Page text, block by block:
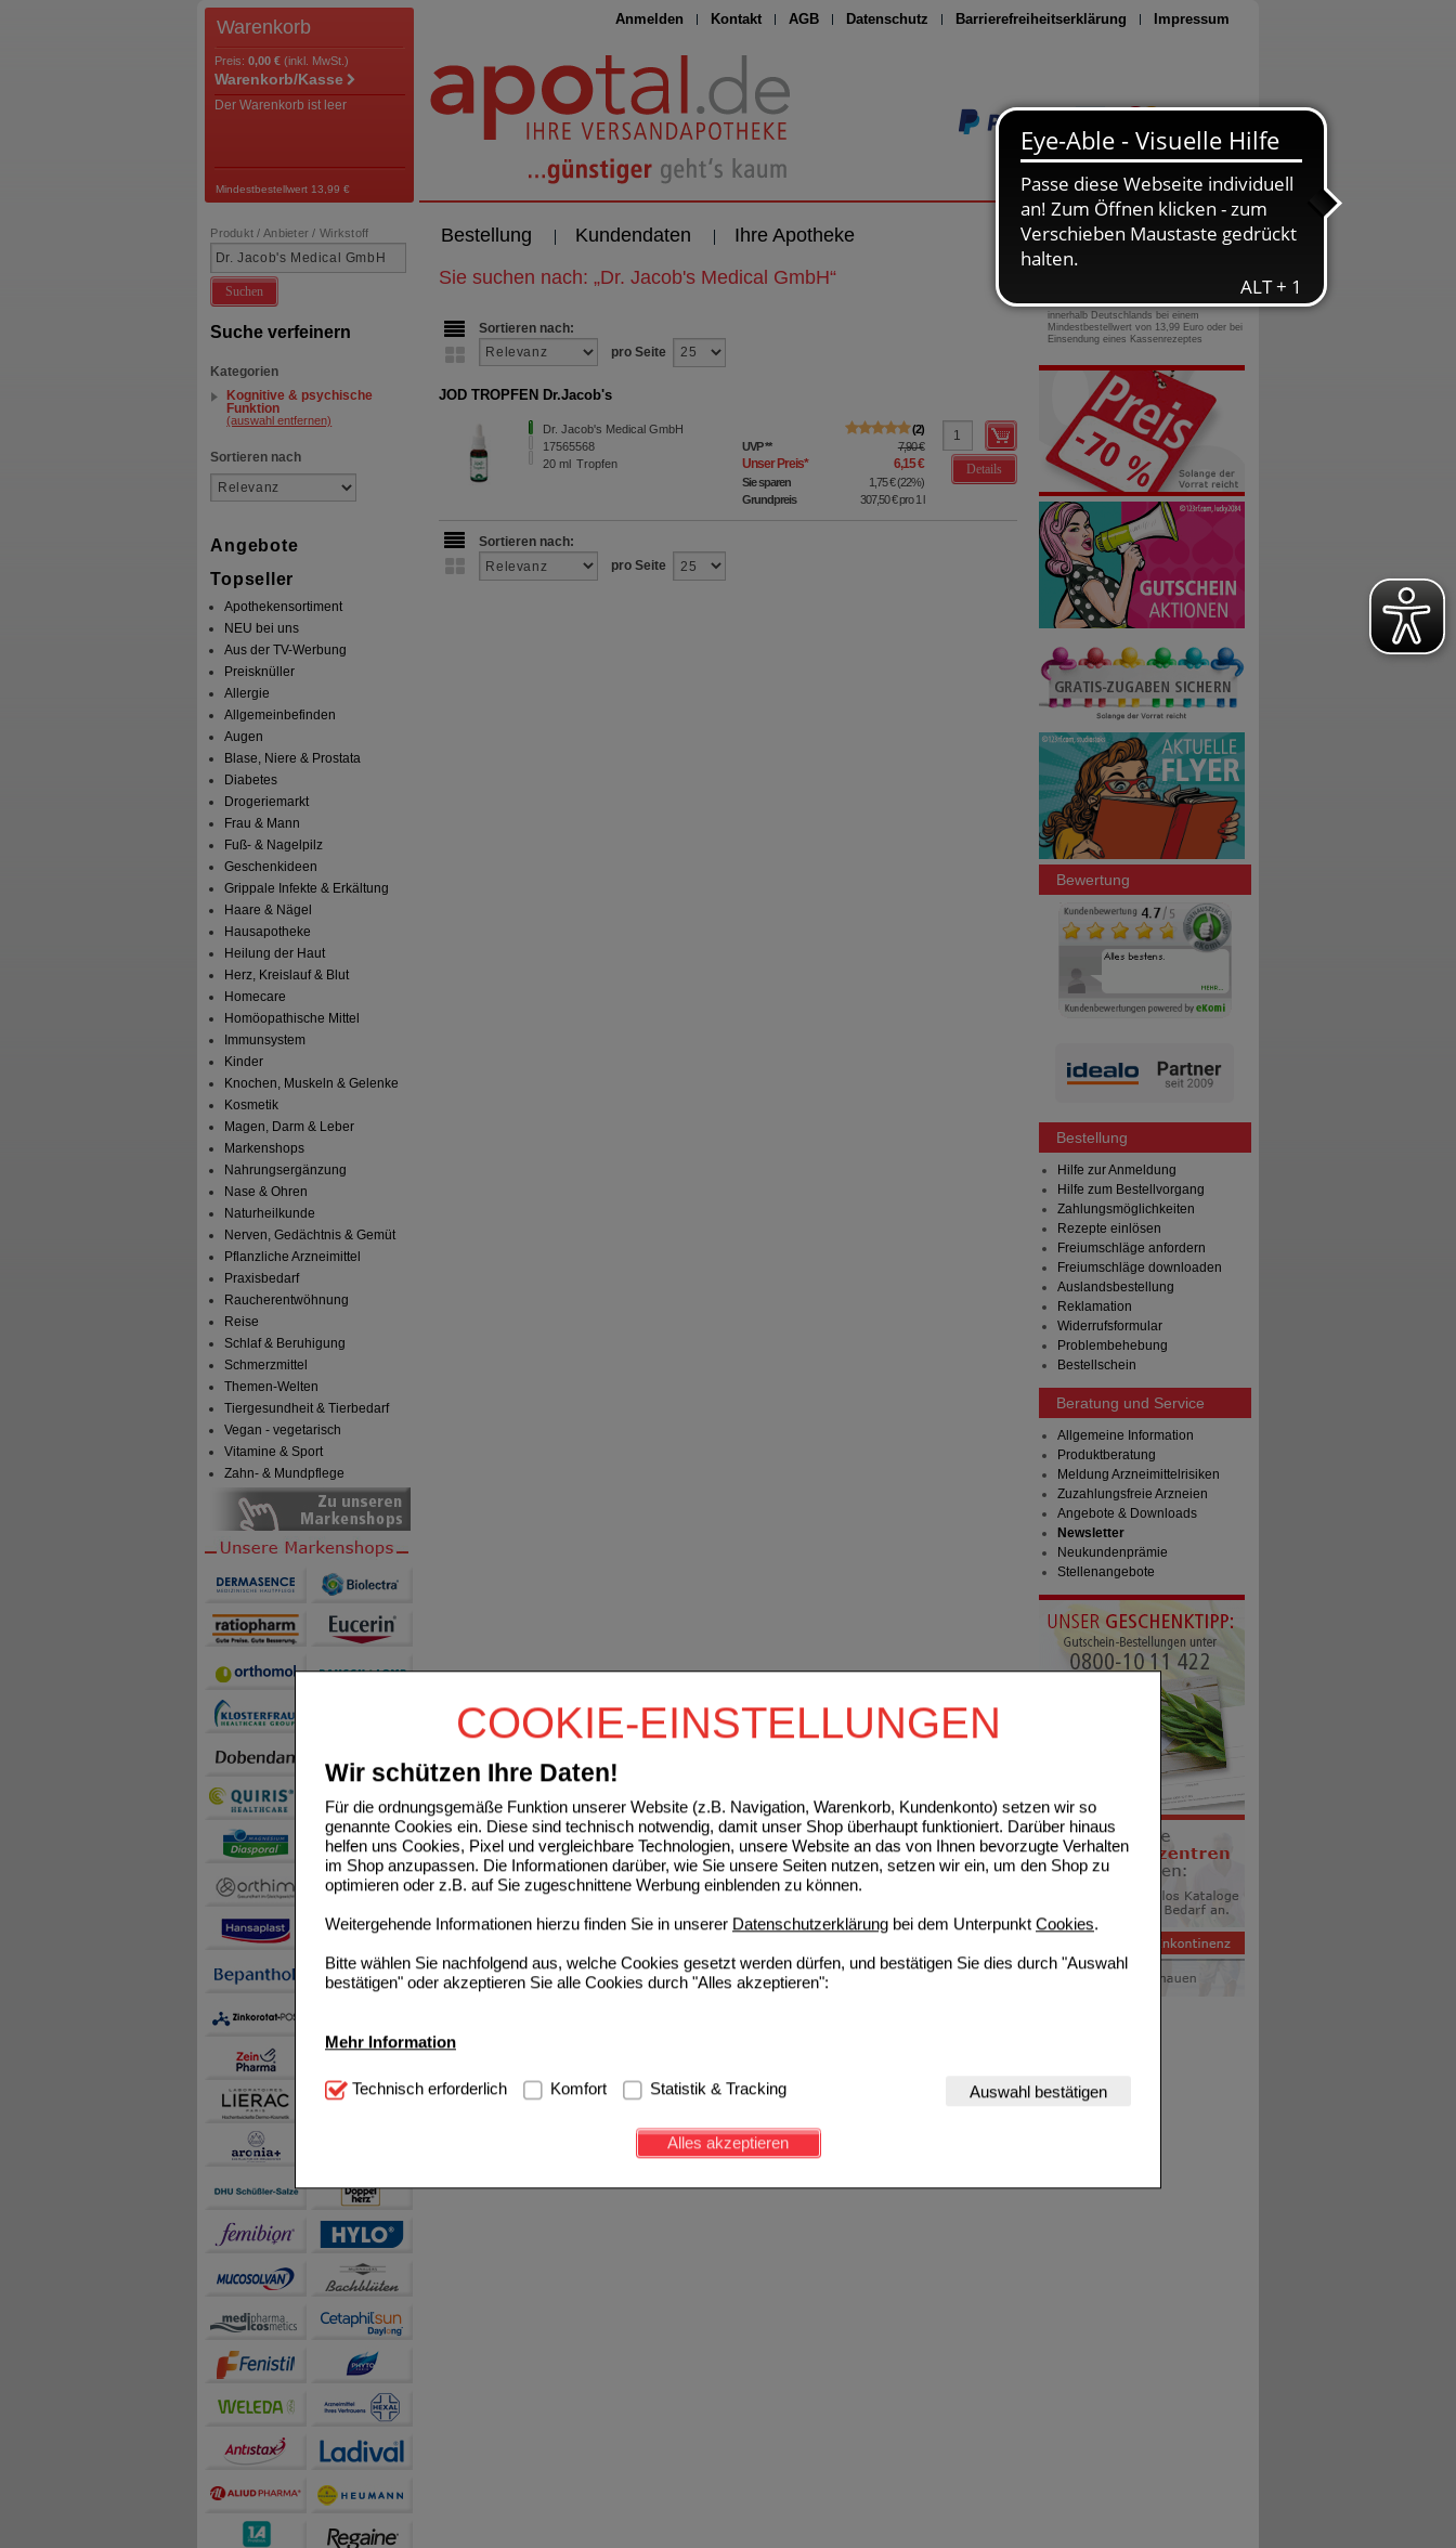
COOKIE-EINSTELLUNGEN
Wir schützen Ihre Daten!
Für die ordnungsgemäße Funktion unserer Website (z.B. Navigation, Warenkorb, Kundenkonto) setzen wir so
genannte Cookies ein. Diese sind technisch notwendig, damit unser Shop überhaupt funktioniert. Darüber hinaus
helfen uns Cookies, Pixel und vergleichbare Technologien, unsere Website an das von Ihnen bevorzugte Verhalten
im Shop anzupassen. Die Informationen darüber, wie Sie unsere Seiten nutzen, setzen wir ein, um den Shop zu
optimieren oder z.B. auf Sie zugeschnittene Werbung einblenden zu können.
Weitergehende Informationen hierzu finden Sie in unserer Datenschutzerklärung bei dem Unterpunkt Cookies.
Bitte wählen Sie nachfolgend aus, welche Cookies gesetzt werden dürfen, und bestätigen Sie dies durch "Auswahl
bestätigen" oder akzeptieren Sie alle Cookies durch "Alles akzeptieren":
Mehr Information
Technisch Notwendig: Hierbei handelt es sich um Cookies, die für die Grundfunktionen unserer Website
notwendig sind (z.B. Navigation, Warenkorb, Kundenkonto), weshalb auf diese nicht verzichtet werden kann.
Diese Cookies werden genutzt um das Einkaufserlebnis noch ansprechender zu gestalten,
beispielsweise für die Wiedererkennung des Besuchers oder unsere Seite an bevorzugte Verhaltensweisen (z.B.
Inhalte anzuzeigen und unser Partnerprogramm zu betreiben.
Statistik & Tracking:
auch die Werbung auf Drittseiten möglichst relevant für Sie zu gestalten. Bitte beachten Sie, dass Daten hierfür
teilweise an Dritte wie z.B. Google oder soziale Medien übertragen werden.
Technisch erforderlich Komfort Statistik & Tracking Auswahl bestätigen
Alles akzeptieren
Anmelden Kontakt AGB Datenschutz Barrierefreiheitserklärung Impressum
Seite drucken
Warenkorb
Preis: 0,00 € (inkl. MwSt.)
Warenkorb/Kasse
Der Warenkorb ist leer
Mindestbestellwert 13,99 €
Bestellung Kundendaten Ihre Apotheke
Produkt / Anbieter / Wirkstoff
Suchen
Suche verfeinern
Kategorien
Kognitive & psychische
Funktion
(auswahl entfernen)
Sortieren nach
Angebote
Topseller
Apothekensortiment
NEU bei uns
Aus der TV-Werbung
Preisknüller
Allergie
Allgemeinbefinden
Augen
Blase, Niere & Prostata
Diabetes
Drogeriemarkt
Frau & Mann
Fuß- & Nagelpilz
Geschenkideen
Grippale Infekte & Erkältung
Haare & Nägel
Hausapotheke
Heilung der Haut
Herz, Kreislauf & Blut
Homecare
Homöopathische Mittel
Immunsystem
Kinder
Knochen, Muskeln & Gelenke
Kosmetik
Magen, Darm & Leber
Markenshops
Nahrungsergänzung
Nase & Ohren
Naturheilkunde
Nerven, Gedächtnis & Gemüt
Pflanzliche Arzneimittel
Praxisbedarf
Raucherentwöhnung
Reise
Schlaf & Beruhigung
Schmerzmittel
Themen-Welten
Tiergesundheit & Tierbedarf
Vegan - vegetarisch
Vitamine & Sport
Zahn- & Mundpflege
Sie suchen nach: „Dr. Jacob's Medical GmbH“
Sortieren nach:
pro Seite
JOD TROPFEN Dr.Jacob's
Dr. Jacob's Medical GmbH
17565568
20 ml Tropfen
2
UVP** 7,90 €
Unser Preis* 6,15 €
Sie sparen 1,75 €(22%)
Grundpreis
307,50 €pro 1 l
Details
Sortieren nach:
pro Seite
0800-10 11 422
gebührenfreie Rufnummer
innerhalb Deutschlands bei einem
Mindestbestellwert von 13,99 Euro oder bei
Einsendung eines Kassenrezeptes
Bewertung
Bestellung
Hilfe zur Anmeldung
Hilfe zum Bestellvorgang
Zahlungsmöglichkeiten
Rezepte einlösen
Freiumschläge anfordern
Freiumschläge downloaden
Auslandsbestellung
Reklamation
Widerrufsformular
Problembehebung
Bestellschein
Beratung und Service
Allgemeine Information
Produktberatung
Meldung Arzneimittelrisiken
Zuzahlungsfreie Arzneien
Angebote & Downloads
Newsletter
Neukundenprämie
Stellenangebote